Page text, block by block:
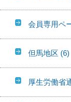
会員専用ペ
但馬地区 (6)
厚生労働省